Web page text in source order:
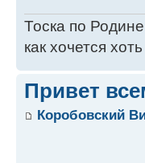
Тоска по
как хочется
Привет
Коробовский